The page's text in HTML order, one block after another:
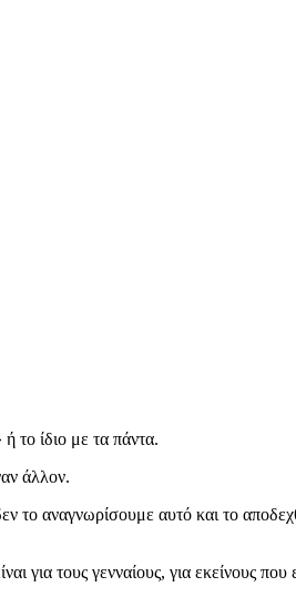
το ίδιο με τα πάντα.
άλλον.
το αναγνωρίσουμε αυτό και το
για τους γενναίους, για εκείνους που